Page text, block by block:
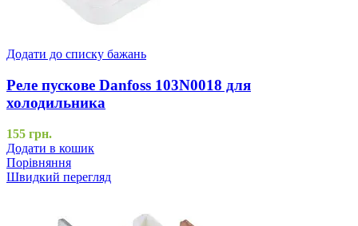
Додати до списку бажань
Реле пускове Danfoss 103N0018 для
холодильника
155 грн.
Додати в кошик
Порівняння
Швидкий перегляд